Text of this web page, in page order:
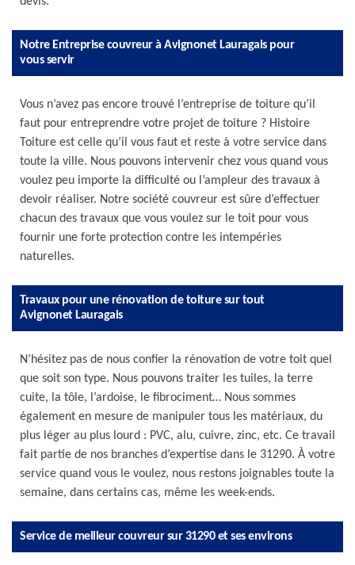
Notre Entreprise couvreur à Avignonet Lauragais pour
vous servir
Vous n’avez pas encore trouvé l’entreprise de toiture qu’il
faut pour entreprendre votre projet de toiture ? Histoire
Toiture est celle qu’il vous faut et reste à votre service dans
toute la ville. Nous pouvons intervenir chez vous quand vous
voulez peu importe la difficulté ou l’ampleur des travaux à
devoir réaliser. Notre société couvreur est sûre d’effectuer
chacun des travaux que vous voulez sur le toit pour vous
fournir une forte protection contre les intempéries
naturelles.
Travaux pour une rénovation de toiture sur tout
Avignonet Lauragais
N’hésitez pas de nous confier la rénovation de votre toit quel
que soit son type. Nous pouvons traiter les tuiles, la terre
cuite, la tôle, l’ardoise, le fibrociment… Nous sommes
également en mesure de manipuler tous les matériaux, du
plus léger au plus lourd : PVC, alu, cuivre, zinc, etc. Ce travail
fait partie de nos branches d’expertise dans le 31290. À votre
service quand vous le voulez, nous restons joignables toute la
semaine, dans certains cas, même les week-ends.
Service de meilleur couvreur sur 31290 et ses environs